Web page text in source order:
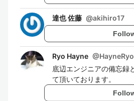
達也 佐藤 @akihiro17
Ryo Hayne @HayneRyo
底辺エンジニアの備忘録
て頂いております。